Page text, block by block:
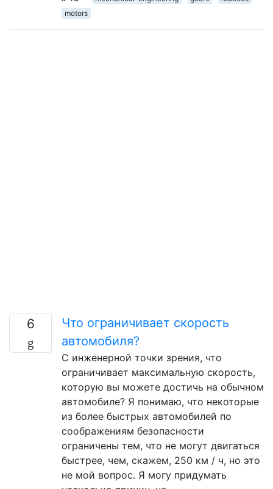
motors
6
Что ограничивает скорость
автомобиля?
С инженерной точки зрения, что
ограничивает максимальную скорость,
которую вы можете достичь на обычном
автомобиле? Я понимаю, что некоторые
из более быстрых автомобилей по
соображениям безопасности
ограничены тем, что не могут двигаться
быстрее, чем, скажем, 250 км / ч, но это
не мой вопрос. Я могу придумать